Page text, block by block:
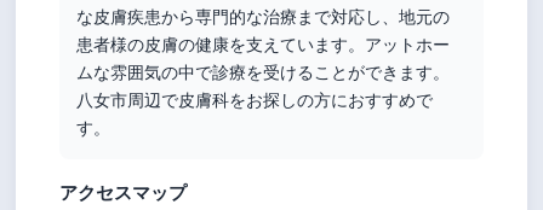
な皮膚疾患から専門的な治療まで対応し、地元の
患者様の皮膚の健康を支えています。アットホー
ムな雰囲気の中で診療を受けることができます。
八女市周辺で皮膚科をお探しの方におすすめで
す。
アクセスマップ